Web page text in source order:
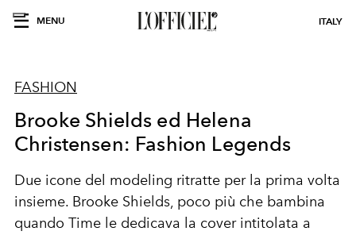
MENU ITALY
FASHION
Brooke Shields ed Helena
Christensen: Fashion Legends
Due icone del modeling ritratte per la prima volta
insieme. Brooke Shields, poco più che bambina
quando Time le dedicava la cover intitolata a